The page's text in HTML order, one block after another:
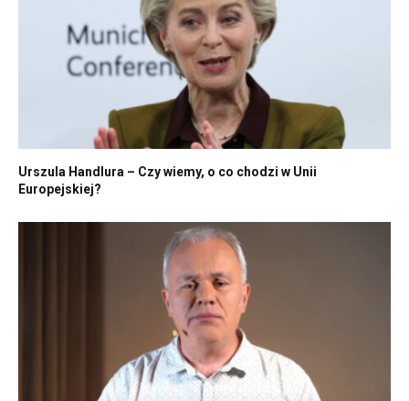
Urszula Handlura – Czy wiemy, o co chodzi w Unii
Europejskiej?